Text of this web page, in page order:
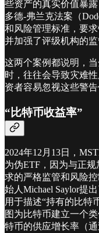
些资产的真实价值暴
多德-弗兰克法案（
和风险管理标准，要
并加强了评级机构的监
这两个案例都说明，
时，往往会导致灾难
资者容易忽视这些警告
“比特币收益率”
2024年12月13日，
为伪ETF，因为与正
求的严格监管和风险
始人Michael Saylor提
用于描述“持有的比特
图为比特币建立一个
特币的供应增长率（